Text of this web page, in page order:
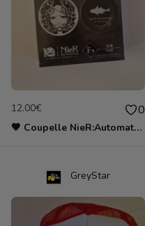
12.00€ 0
🖤 Coupelle NieR:Automata - 10th Anniversary (Square Enix)
GreyStar